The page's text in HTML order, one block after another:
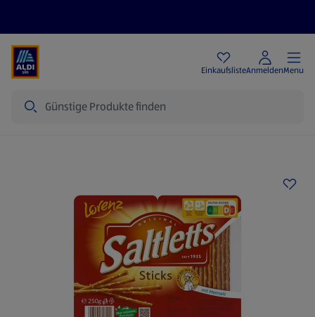
EinkaufslisteAnmeldenMenu